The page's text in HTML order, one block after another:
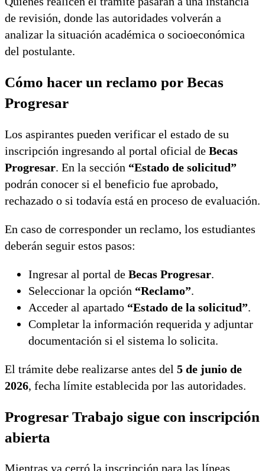
de revisión, donde las autoridades volverán a
analizar la situación académica o socioeconómica
del postulante.
Cómo hacer un reclamo por Becas
Progresar
Los aspirantes pueden verificar el estado de su
inscripción ingresando al portal oficial de Becas
Progresar. En la sección “Estado de solicitud”
podrán conocer si el beneficio fue aprobado,
rechazado o si todavía está en proceso de evaluación.
En caso de corresponder un reclamo, los estudiantes
deberán seguir estos pasos:
Ingresar al portal de Becas Progresar.
Seleccionar la opción “Reclamo”.
Acceder al apartado “Estado de la solicitud”.
Completar la información requerida y adjuntar
documentación si el sistema lo solicita.
El trámite debe realizarse antes del 5 de junio de
2026, fecha límite establecida por las autoridades.
Progresar Trabajo sigue con inscripción
abierta
Mientras ya cerró la inscripción para las líneas